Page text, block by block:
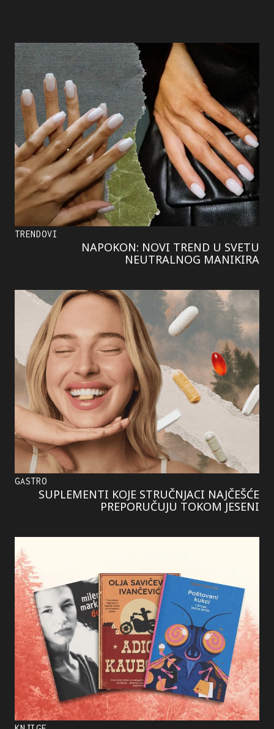
TRENDOVI
NAPOKON: NOVI TREND U SVETU
NEUTRALNOG MANIKIRA
GASTRO
SUPLEMENTI KOJE STRUČNJACI NAJČEŠĆE
PREPORUČUJU TOKOM JESENI